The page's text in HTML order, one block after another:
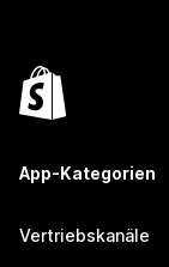
App-Kategorien
Vertriebskanäle